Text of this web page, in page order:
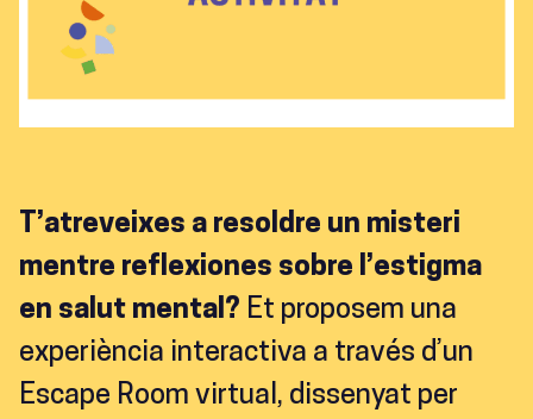
T’atreveixes a resoldre un misteri
mentre reflexiones sobre l’estigma
en salut mental? Et proposem una
experiència interactiva a través d’un
Escape Room virtual, dissenyat per